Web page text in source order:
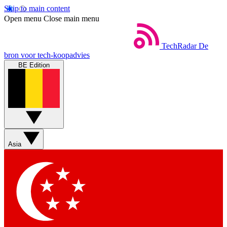
Skip to main content
Open menu Close main menu
TechRadar De
bron voor tech-koopadvies
BE Edition
Asia